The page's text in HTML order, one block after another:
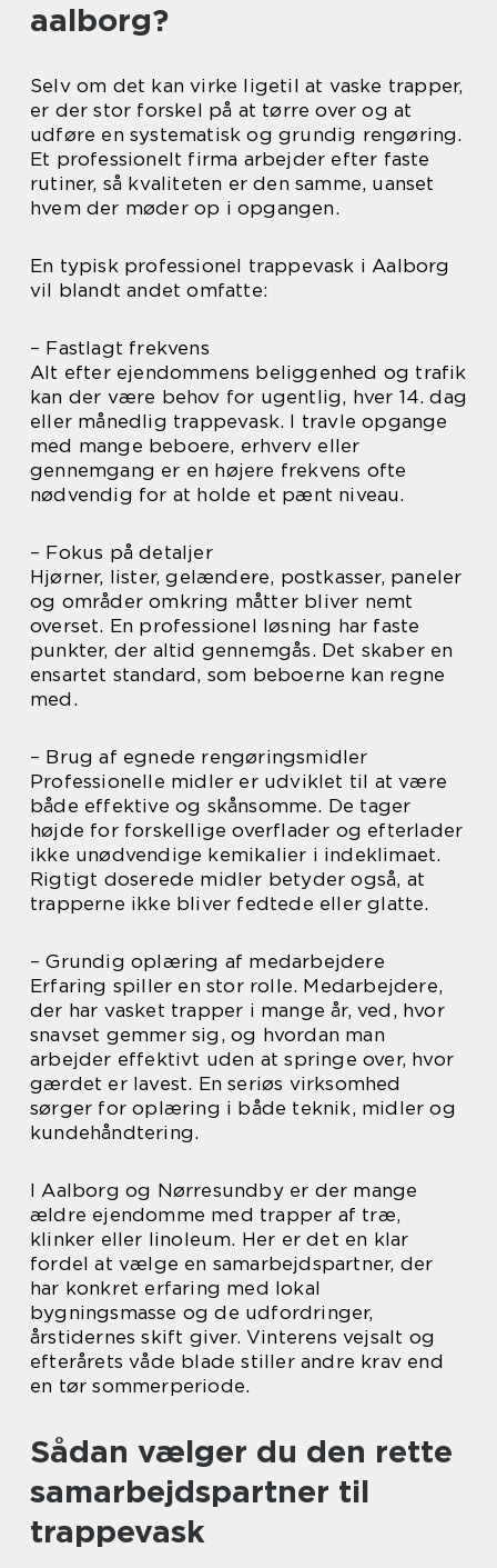
aalborg?
Selv om det kan virke ligetil at vaske trapper,
er der stor forskel på at tørre over og at
udføre en systematisk og grundig rengøring.
Et professionelt firma arbejder efter faste
rutiner, så kvaliteten er den samme, uanset
hvem der møder op i opgangen.
En typisk professionel trappevask i Aalborg
vil blandt andet omfatte:
– Fastlagt frekvens
Alt efter ejendommens beliggenhed og trafik
kan der være behov for ugentlig, hver 14. dag
eller månedlig trappevask. I travle opgange
med mange beboere, erhverv eller
gennemgang er en højere frekvens ofte
nødvendig for at holde et pænt niveau.
– Fokus på detaljer
Hjørner, lister, gelændere, postkasser, paneler
og områder omkring måtter bliver nemt
overset. En professionel løsning har faste
punkter, der altid gennemgås. Det skaber en
ensartet standard, som beboerne kan regne
med.
– Brug af egnede rengøringsmidler
Professionelle midler er udviklet til at være
både effektive og skånsomme. De tager
højde for forskellige overflader og efterlader
ikke unødvendige kemikalier i indeklimaet.
Rigtigt doserede midler betyder også, at
trapperne ikke bliver fedtede eller glatte.
– Grundig oplæring af medarbejdere
Erfaring spiller en stor rolle. Medarbejdere,
der har vasket trapper i mange år, ved, hvor
snavset gemmer sig, og hvordan man
arbejder effektivt uden at springe over, hvor
gærdet er lavest. En seriøs virksomhed
sørger for oplæring i både teknik, midler og
kundehåndtering.
I Aalborg og Nørresundby er der mange
ældre ejendomme med trapper af træ,
klinker eller linoleum. Her er det en klar
fordel at vælge en samarbejdspartner, der
har konkret erfaring med lokal
bygningsmasse og de udfordringer,
årstidernes skift giver. Vinterens vejsalt og
efterårets våde blade stiller andre krav end
en tør sommerperiode.
Sådan vælger du den rette
samarbejdspartner til
trappevask